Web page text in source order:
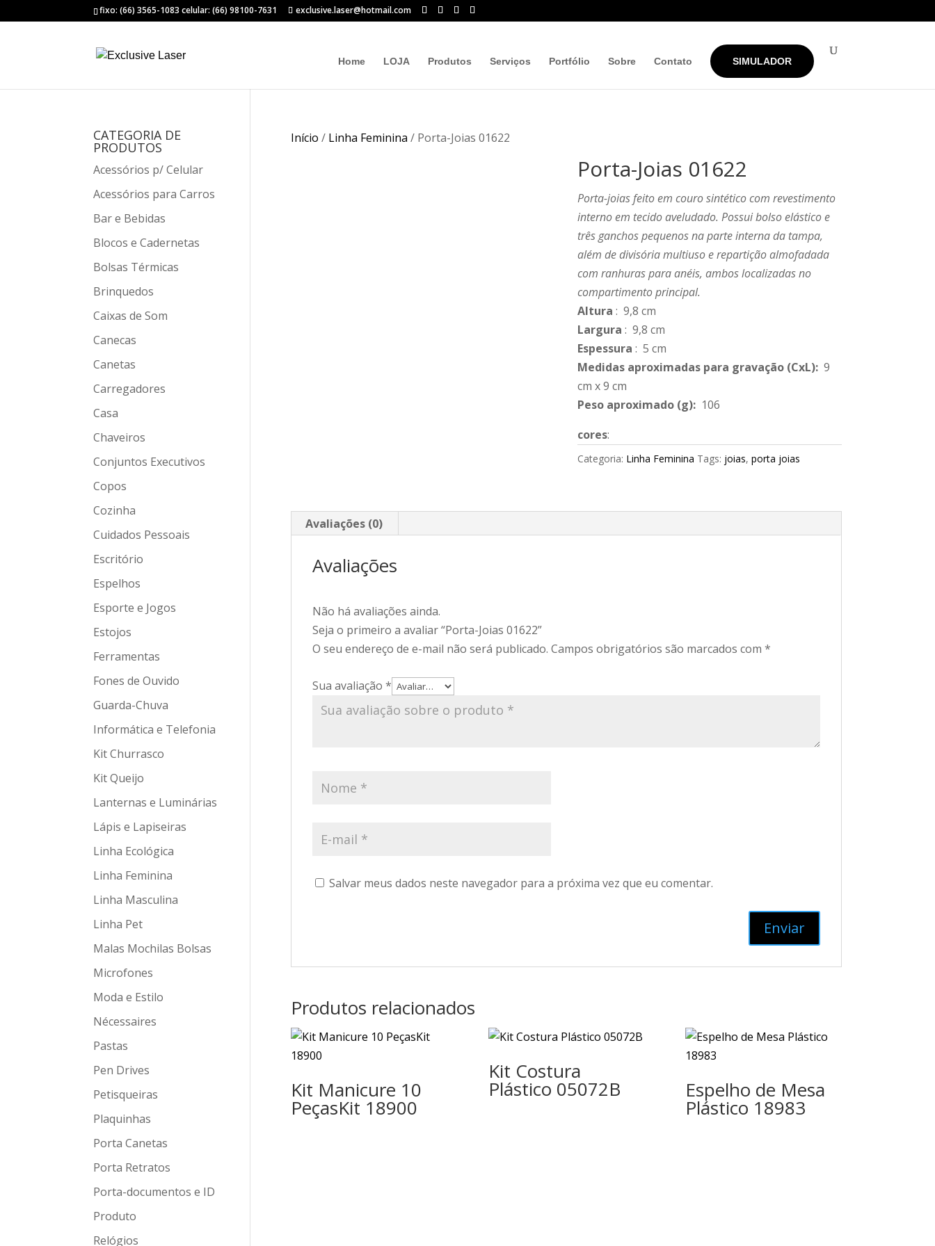
fixo: (66) 3565-1083 celular: (66) 98100-7631 exclusive.laser@hotmail.com
Home LOJA Produtos Serviços Portfólio Sobre Contato SIMULADOR
Início / Linha Feminina / Porta-Joias 01622
Porta-Joias 01622
Porta-joias feito em couro sintético com revestimento
interno em tecido aveludado. Possui bolso elástico e
três ganchos pequenos na parte interna da tampa,
além de divisória multiuso e repartição almofadada
com ranhuras para anéis, ambos localizadas no
compartimento principal.
Altura : 9,8 cm
Largura : 9,8 cm
Espessura : 5 cm
Medidas aproximadas para gravação(CxL):9
cm x 9 cm
Peso aproximado(g): 106
cores:
Categoria: Linha Feminina Tags: joias, porta joias
Avaliações (0)
Avaliações
Não há avaliações ainda.
Seja o primeiro a avaliar “Porta-Joias 01622”
O seu endereço de e-mail não será publicado. Campos obrigatórios são marcados com *
Sua avaliação *
Salvar meus dados neste navegador para a próxima vez que eu comentar.
Produtos relacionados
Kit Manicure 10
PeçasKit 18900
Kit Costura
Plástico 05072B Espelho de Mesa
Plástico 18983
CATEGORIA DE
PRODUTOS
Acessórios p/ Celular
Acessórios para Carros
Bar e Bebidas
Blocos e Cadernetas
Bolsas Térmicas
Brinquedos
Caixas de Som
Canecas
Canetas
Carregadores
Casa
Chaveiros
Conjuntos Executivos
Copos
Cozinha
Cuidados Pessoais
Escritório
Espelhos
Esporte e Jogos
Estojos
Ferramentas
Fones de Ouvido
Guarda-Chuva
Informática e Telefonia
Kit Churrasco
Kit Queijo
Lanternas e Luminárias
Lápis e Lapiseiras
Linha Ecológica
Linha Feminina
Linha Masculina
Linha Pet
Malas Mochilas Bolsas
Microfones
Moda e Estilo
Nécessaires
Pastas
Pen Drives
Petisqueiras
Plaquinhas
Porta Canetas
Porta Retratos
Porta-documentos e ID
Produto
Relógios